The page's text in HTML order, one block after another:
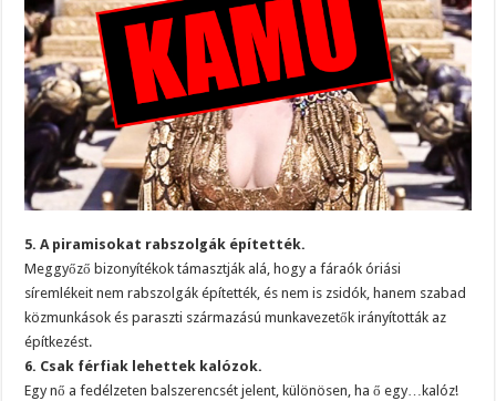
5. A piramisokat rabszolgák építették.
Meggyőző bizonyítékok támasztják alá, hogy a fáraók óriási
síremlékeit nem rabszolgák építették, és nem is zsidók, hanem szabad
közmunkások és paraszti származású munkavezetők irányították az
építkezést.
6. Csak férfiak lehettek kalózok.
Egy nő a fedélzeten balszerencsét jelent, különösen, ha ő egy…kalóz!